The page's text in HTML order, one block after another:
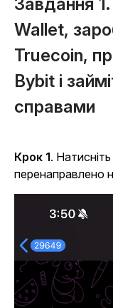
Завдання
Wallet,
Truecoin,
Bybit і
справами
Крок 1. Натисніть
перенаправлено